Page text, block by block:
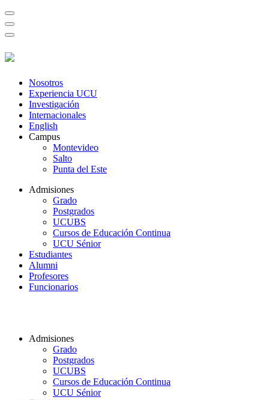
Nosotros
Experiencia UCU
Investigación
Internacionales
English
Campus
Montevideo
Salto
Punta del Este
Admisiones
Grado
Postgrados
UCUBS
Cursos de Educación Continua
UCU Sénior
Estudiantes
Alumni
Profesores
Funcionarios
Admisiones
Grado
Postgrados
UCUBS
Cursos de Educación Continua
UCU Sénior